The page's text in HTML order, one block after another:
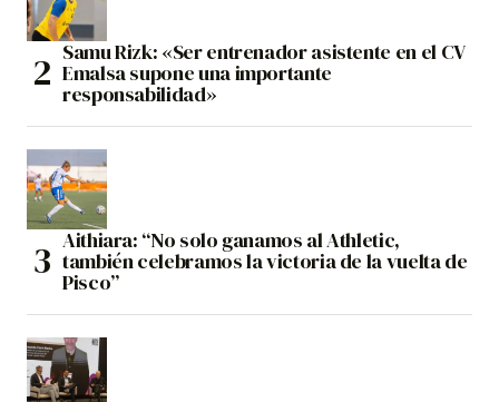
Samu Rizk: «Ser entrenador asistente en el CV
Emalsa supone una importante
responsabilidad»
Aithiara: “No solo ganamos al Athletic,
también celebramos la victoria de la vuelta de
Pisco”